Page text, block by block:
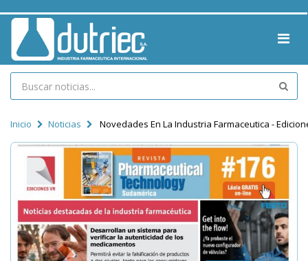
Inicio Noticias Novedades En La Industria Farmaceutica -